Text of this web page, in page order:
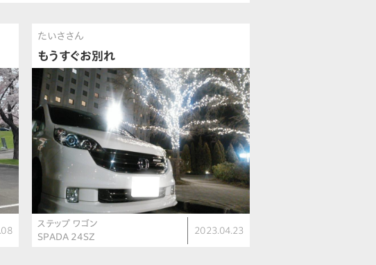
たいささん
もうすぐお別れ
ステップ ワゴン
SPADA 24SZ
2023.04.23